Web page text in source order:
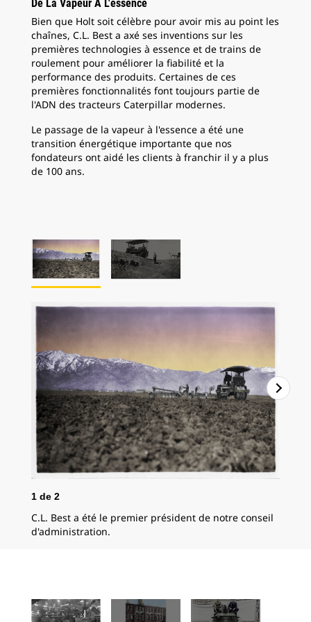
De La Vapeur À L'essence
Bien que Holt soit célèbre pour avoir mis au point les
chaînes, C.L. Best a axé ses inventions sur les
premières technologies à essence et de trains de
roulement pour améliorer la fiabilité et la
performance des produits. Certaines de ces
premières fonctionnalités font toujours partie de
l'ADN des tracteurs Caterpillar modernes.
Le passage de la vapeur à l'essence a été une
transition énergétique importante que nos
fondateurs ont aidé les clients à franchir il y a plus
de 100 ans.
1 de 2
C.L. Best a été le premier président de notre conseil
d'administration.